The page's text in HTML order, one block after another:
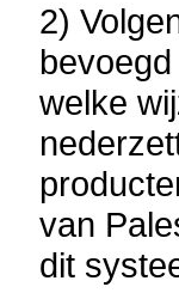
2)
welke
van
dit